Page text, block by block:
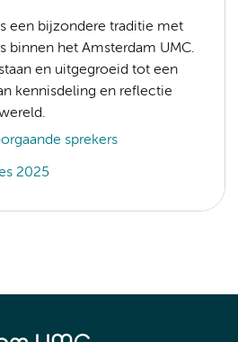
een bijzondere traditie met
binnen het Amsterdam UMC.
en uitgegroeid tot een
kennisdeling en reflectie
sprekers
2025